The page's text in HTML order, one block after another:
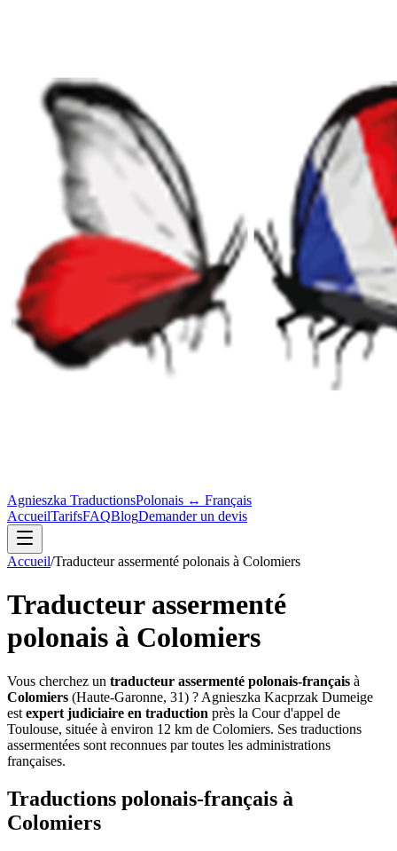
Agnieszka TraductionsPolonais ↔ Français
AccueilTarifsFAQBlogDemander un devis
Accueil/Traducteur assermenté polonais à Colomiers
Traducteur assermenté
polonais à Colomiers
Vous cherchez un traducteur assermenté polonais-français à
Colomiers (Haute-Garonne, 31) ? Agnieszka Kacprzak Dumeige
est expert judiciaire en traduction près la Cour d'appel de
Toulouse, située à environ 12 km de Colomiers. Ses traductions
assermentées sont reconnues par toutes les administrations
françaises.
Traductions polonais-français à
Colomiers